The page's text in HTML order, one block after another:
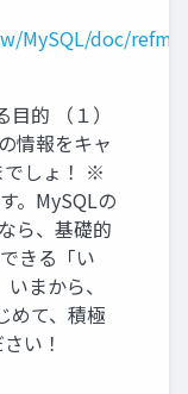
MySQL/doc/
的 （１）
情報をキャ
でしょ！ ※
。MySQLの
ら、基礎的
きる「い
まから、
めて、積極
い！